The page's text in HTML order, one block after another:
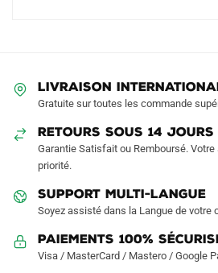
LIVRAISON
Gratuite sur toutes les commande
RETOURS SOUS 14 JOURS
Garantie Satisfait ou Remboursé.
priorité.
SUPPORT MULTI-LANGUE
Soyez assisté dans la Langue de votre
Paiements 100%
Visa / MasterCard / Mastero / Google